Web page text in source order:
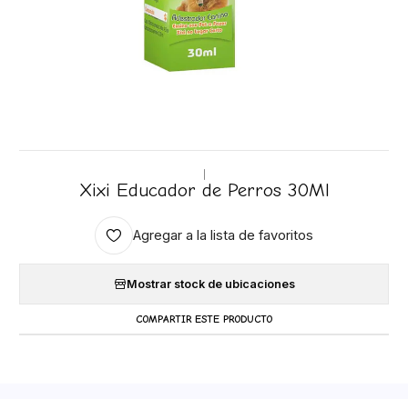
Xixi Educador de Perros 30Ml
Agregar a la lista de favoritos
Mostrar stock de ubicaciones
COMPARTIR ESTE PRODUCTO